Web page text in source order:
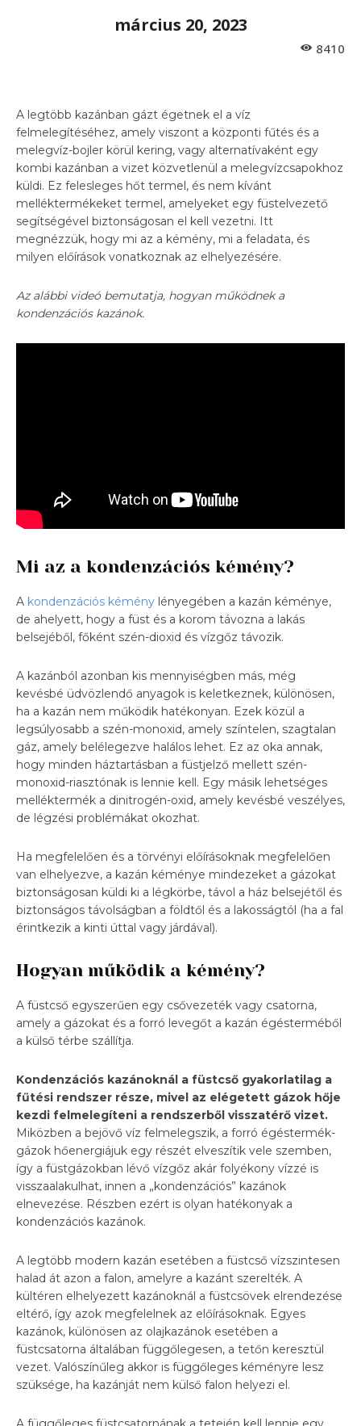
március 20, 2023
8410
A legtöbb kazánban gázt égetnek el a víz
felmelegítéséhez, amely viszont a központi fűtés és a
melegvíz-bojler körül kering, vagy alternatívaként egy
kombi kazánban a vizet közvetlenül a melegvízcsapokhoz
küldi. Ez felesleges hőt termel, és nem kívánt
melléktermékeket termel, amelyeket egy füstelvezető
segítségével biztonságosan el kell vezetni. Itt
megnézzük, hogy mi az a kémény, mi a feladata, és
milyen előírások vonatkoznak az elhelyezésére.
Az alábbi videó bemutatja, hogyan működnek a
kondenzációs kazánok.
Mi az a kondenzációs kémény?
A kondenzációs kémény lényegében a kazán kéménye,
de ahelyett, hogy a füst és a korom távozna a lakás
belsejéből, főként szén-dioxid és vízgőz távozik.
A kazánból azonban kis mennyiségben más, még
kevésbé üdvözlendő anyagok is keletkeznek, különösen,
ha a kazán nem működik hatékonyan. Ezek közül a
legsúlyosabb a szén-monoxid, amely színtelen, szagtalan
gáz, amely belélegezve halálos lehet. Ez az oka annak,
hogy minden háztartásban a füstjelző mellett szén-
monoxid-riasztónak is lennie kell. Egy másik lehetséges
melléktermék a dinitrogén-oxid, amely kevésbé veszélyes,
de légzési problémákat okozhat.
Ha megfelelően és a törvényi előírásoknak megfelelően
van elhelyezve, a kazán kéménye mindezeket a gázokat
biztonságosan küldi ki a légkörbe, távol a ház belsejétől és
biztonságos távolságban a földtől és a lakosságtól (ha a fal
érintkezik a kinti úttal vagy járdával).
Hogyan működik a kémény?
A füstcső egyszerűen egy csővezeték vagy csatorna,
amely a gázokat és a forró levegőt a kazán égésterméből
a külső térbe szállítja.
Kondenzációs kazánoknál a füstcső gyakorlatilag a
fűtési rendszer része, mivel az elégetett gázok hője
kezdi felmelegíteni a rendszerből visszatérő vizet.
Miközben a bejövő víz felmelegszik, a forró égéstermék-
gázok hőenergiájuk egy részét elveszítik vele szemben,
így a füstgázokban lévő vízgőz akár folyékony vízzé is
visszaalakulhat, innen a „kondenzációs” kazánok
elnevezése. Részben ezért is olyan hatékonyak a
kondenzációs kazánok.
A legtöbb modern kazán esetében a füstcső vízszintesen
halad át azon a falon, amelyre a kazánt szerelték. A
kültéren elhelyezett kazánoknál a füstcsövek elrendezése
eltérő, így azok megfelelnek az előírásoknak. Egyes
kazánok, különösen az olajkazánok esetében a
füstcsatorna általában függőlegesen, a tetőn keresztül
vezet. Valószínűleg akkor is függőleges kéményre lesz
szüksége, ha kazánját nem külső falon helyezi el.